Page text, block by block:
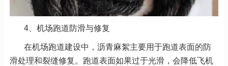
4、 机场跑道防滑与修复
在机场跑道建设中，沥青麻絮主要用于跑道表面的防
滑处理和裂缝修复。跑道表面如果过于光滑，会降低飞机